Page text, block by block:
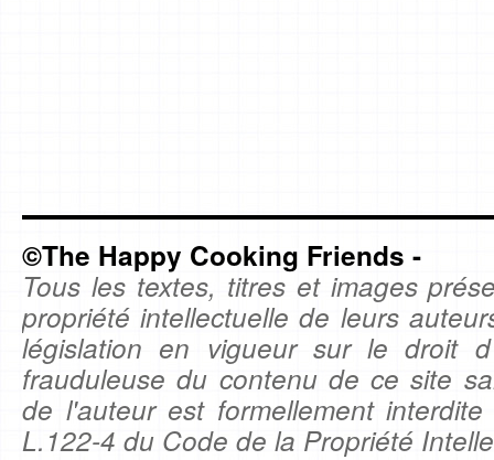
©The Happy Cooking Friends -
Tous les textes, titres et images
propriété intellectuelle de leurs
législation en vigueur sur le droit
frauduleuse du contenu de ce site
de l'auteur est formellement
L.122-4 du Code de la Propriété